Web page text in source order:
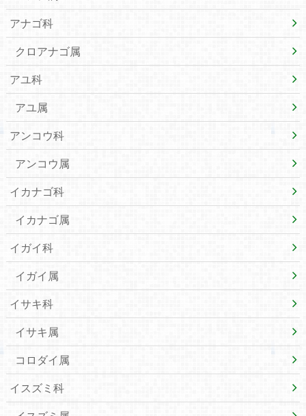
アナゴ科
クロアナゴ属
アユ科
アユ属
アンコウ科
アンコウ属
イカナゴ科
イカナゴ属
イガイ科
イガイ属
イサキ科
イサキ属
コロダイ属
イスズミ科